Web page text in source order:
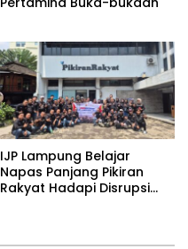
IJP Lampung Belajar
Napas Panjang Pikiran
Rakyat Hadapi Disrupsi